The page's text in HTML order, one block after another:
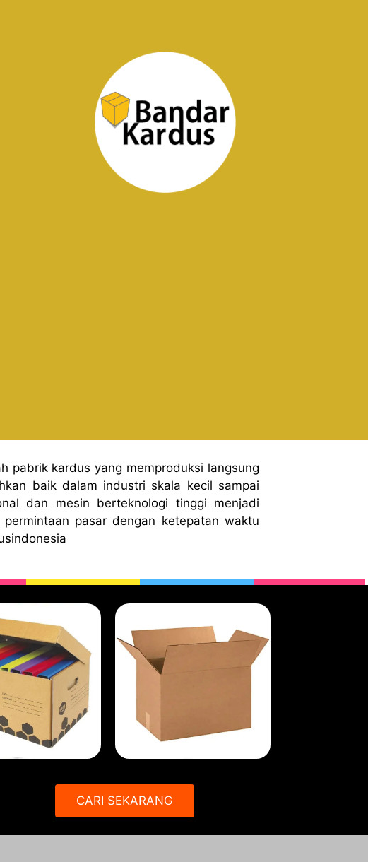
pabrik kardus yang memproduksi langsung
baik dalam industri skala kecil sampai
dan mesin berteknologi tinggi menjadi
pasar dengan ketepatan waktu
CARI SEKARANG